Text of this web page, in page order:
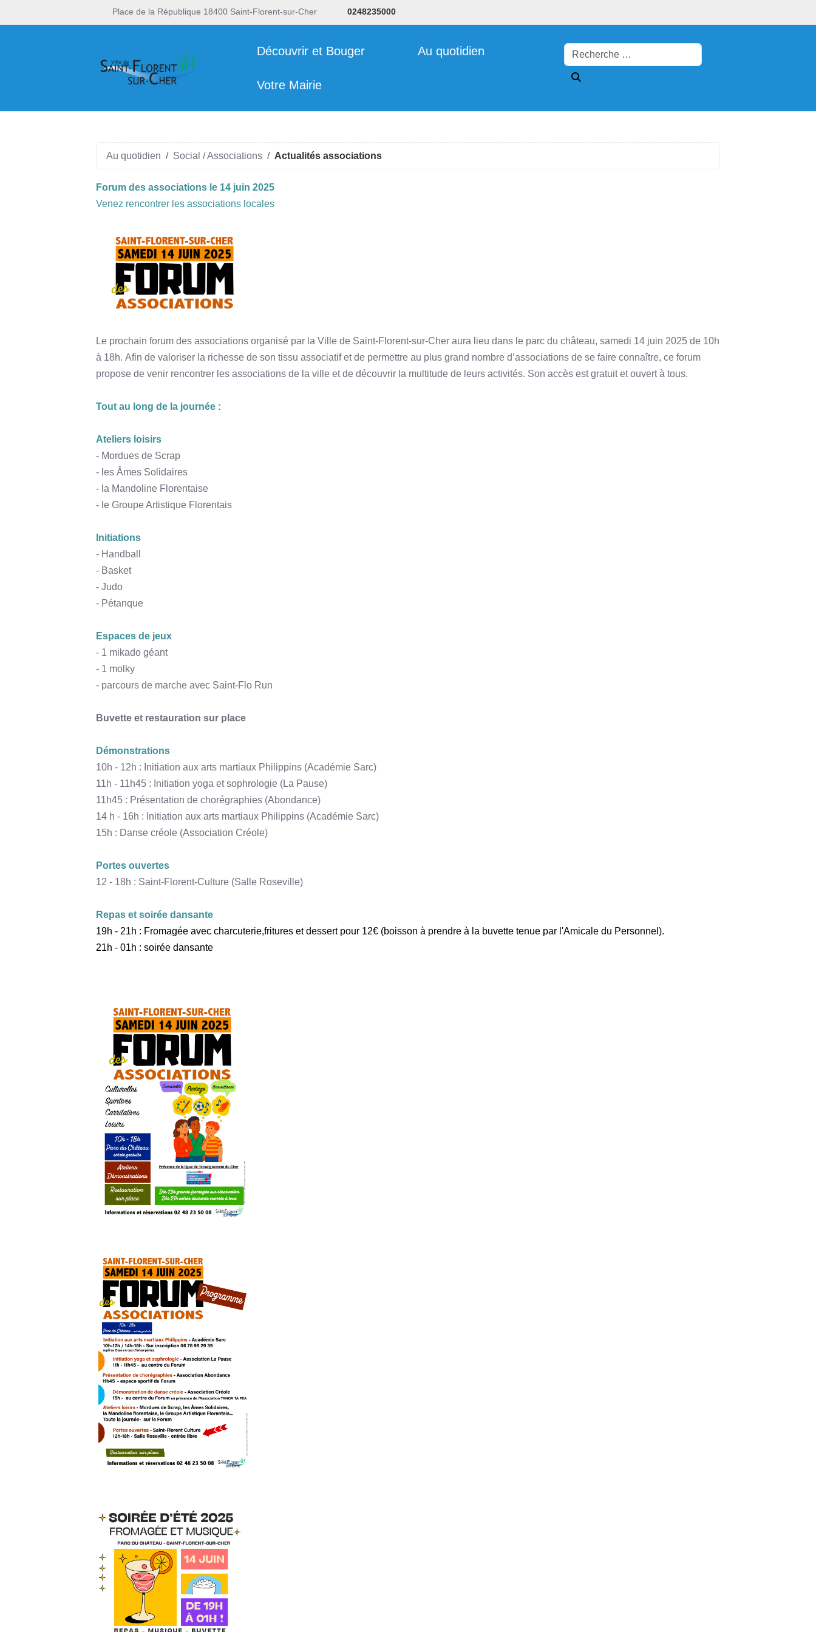
Place de la République 18400 Saint-Florent-sur-Cher 0248235000
Découvrir et Bouger Au quotidien
Votre Mairie
Au quotidien Social / Associations Actualités associations
Forum des associations le 14 juin 2025
Venez rencontrer les associations locales
Le prochain forum des associations organisé par la Ville de Saint-Florent-sur-Cher aura lieu dans le parc du château, samedi 14 juin 2025 de 10h
à 18h. Afin de valoriser la richesse de son tissu associatif et de permettre au plus grand nombre d’associations de se faire connaître, ce forum
propose de venir rencontrer les associations de la ville et de découvrir la multitude de leurs activités. Son accès est gratuit et ouvert à tous.
Tout au long de la journée :
Ateliers loisirs
- Mordues de Scrap
- les Âmes Solidaires
- la Mandoline Florentaise
- le Groupe Artistique Florentais
Initiations
- Handball
- Basket
- Judo
- Pétanque
Espaces de jeux
- 1 mikado géant
- 1 molky
- parcours de marche avec Saint-Flo Run
Buvette et restauration sur place
Démonstrations
10h - 12h : Initiation aux arts martiaux Philippins (Académie Sarc)
11h - 11h45 : Initiation yoga et sophrologie (La Pause)
11h45 : Présentation de chorégraphies (Abondance)
14 h - 16h : Initiation aux arts martiaux Philippins (Académie Sarc)
15h : Danse créole (Association Créole)
Portes ouvertes
12 - 18h : Saint-Florent-Culture (Salle Roseville)
Repas et soirée dansante
19h - 21h : Fromagée avec charcuterie,fritures et dessert pour 12€ (boisson à prendre à la buvette tenue par l'Amicale du Personnel).
21h - 01h : soirée dansante